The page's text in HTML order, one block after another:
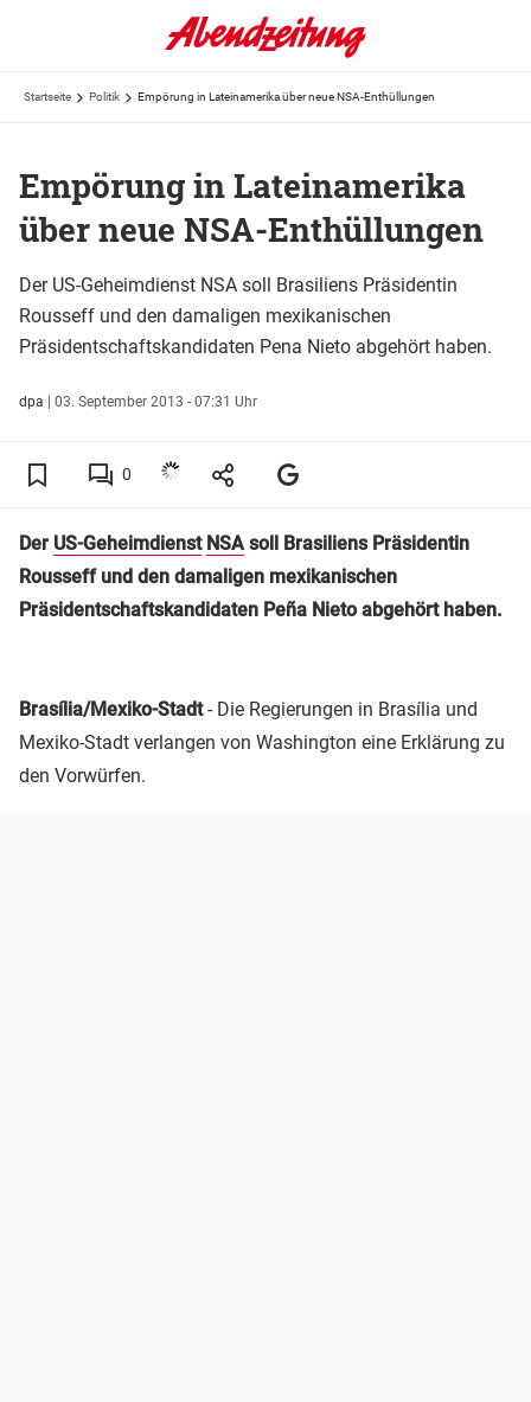
Startseite Politik Empörung in Lateinamerika über neue NSA-Enthüllungen
Empörung in Lateinamerika
über neue NSA-Enthüllungen
Der US-Geheimdienst NSA soll Brasiliens Präsidentin
Rousseff und den damaligen mexikanischen
Präsidentschaftskandidaten Pena Nieto abgehört haben.
dpa | 03. September 2013 - 07:31 Uhr
0
Der US-Geheimdienst NSA soll Brasiliens Präsidentin
Rousseff und den damaligen mexikanischen
Präsidentschaftskandidaten Peña Nieto abgehört haben.
Brasília/Mexiko-Stadt- Die Regierungen in Brasília und
Mexiko-Stadt verlangen von Washington eine Erklärung zu
den Vorwürfen.